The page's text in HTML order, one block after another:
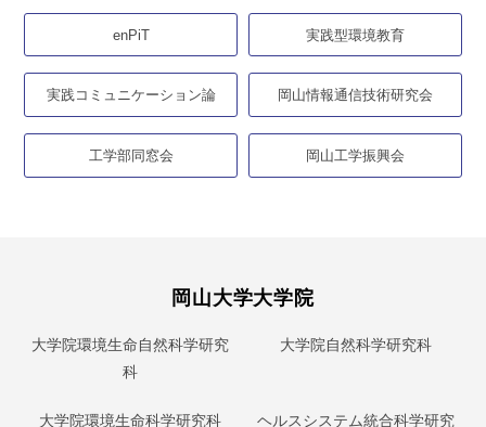
enPiT 実践型環境教育
実践コミュニケーション論 岡山情報通信技術研究会
工学部同窓会 岡山工学振興会
岡山大学大学院
大学院環境生命自然科学研究
科
大学院自然科学研究科
大学院環境生命科学研究科
ヘルスシステム統合科学研究